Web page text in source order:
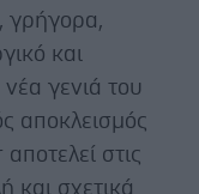
γρήγορα,
και
γενιά του
αποκλεισμός
στις
και σχετικά